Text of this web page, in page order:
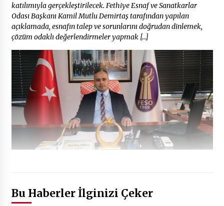
katılımıyla gerçekleştirilecek. Fethiye Esnaf ve Sanatkarlar
Odası Başkanı Kamil Mutlu Demirtaş tarafından yapılan
açıklamada, esnafın talep ve sorunlarını doğrudan dinlemek,
çözüm odaklı değerlendirmeler yapmak […]
Bu Haberler İlginizi Çeker